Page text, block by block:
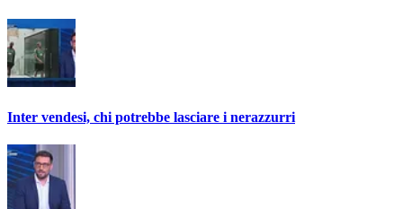
Inter vendesi, chi potrebbe lasciare i nerazzurri